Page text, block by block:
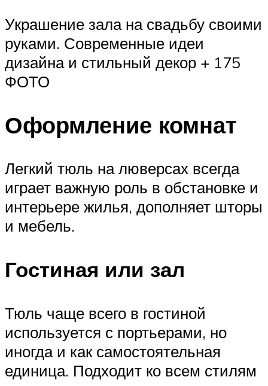
Украшение зала на свадьбу своими
руками. Современные идеи
дизайна и стильный декор + 175
ФОТО
Оформление комнат
Легкий тюль на люверсах всегда
играет важную роль в обстановке и
интерьере жилья, дополняет шторы
и мебель.
Гостиная или зал
Тюль чаще всего в гостиной
используется с портьерами, но
иногда и как самостоятельная
единица. Подходит ко всем стилям